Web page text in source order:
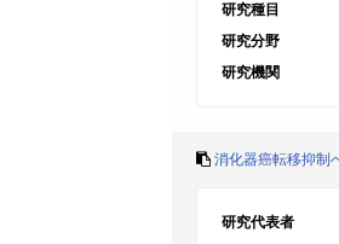
研究種目
研究分野
研究機関
消化器癌転移抑制
研究代表者